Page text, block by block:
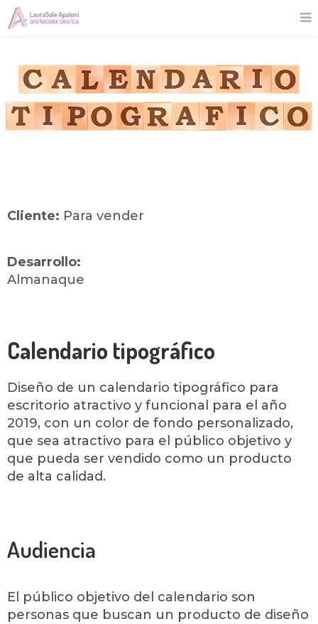
Cliente: Para vender
Desarrollo:
Almanaque
Calendario tipográfico
Diseño de un calendario tipográfico para
escritorio atractivo y funcional para el año
2019, con un color de fondo personalizado,
que sea atractivo para el público objetivo y
que pueda ser vendido como un producto
de alta calidad.
Audiencia
El público objetivo del calendario son
personas que buscan un producto de diseño